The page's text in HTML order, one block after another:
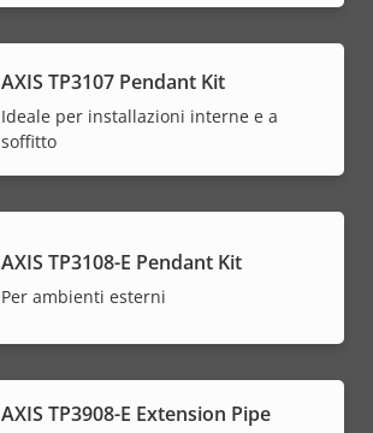
AXIS TP3107 Pendant Kit
Ideale per installazioni interne e a
soffitto
AXIS TP3108-E Pendant Kit
Per ambienti esterni
AXIS TP3908-E Extension Pipe